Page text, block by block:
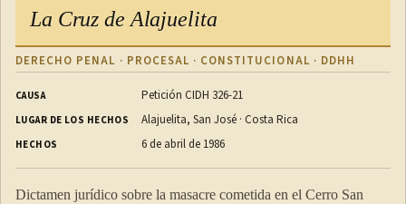
La Cruz de Alajuelita
DERECHO PENAL · PROCESAL · CONSTITUCIONAL · DDHH
CAUSA Petición CIDH 326-21
LUGAR DE LOS HECHOS Alajuelita, San José · Costa Rica
HECHOS 6 de abril de 1986
Dictamen jurídico sobre la masacre cometida en el Cerro San